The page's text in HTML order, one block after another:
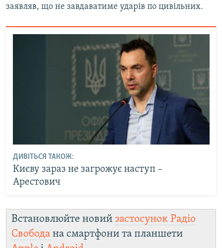
заявляв, що не завдаватиме ударів по цивільних.
ДИВІТЬСЯ ТАКОЖ:
Києву зараз не загрожує наступ –
Арестович
Встановлюйте новий застосунок Радіо
Свобода на смартфони та планшети